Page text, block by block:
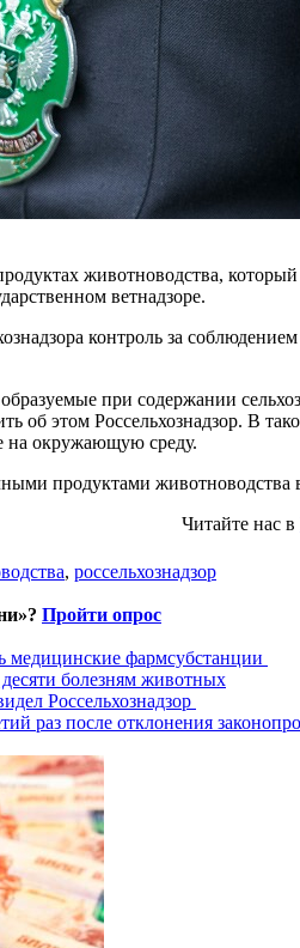
животноводства,
ветнадзоре.
контроль за
при содержании
об этом Россельхознадзор. В
на окружающую среду.
продуктами животноводства в
Читайте нас в
, россельхознадзор
Пройти опрос
медицинские фармсубстанции
болезням животных
Россельхознадзор
раз после отклонения